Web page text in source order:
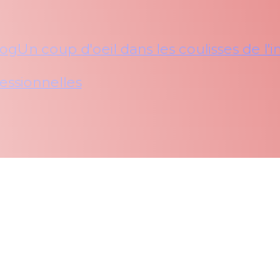
Un coup d'oeil dans les coulisses de